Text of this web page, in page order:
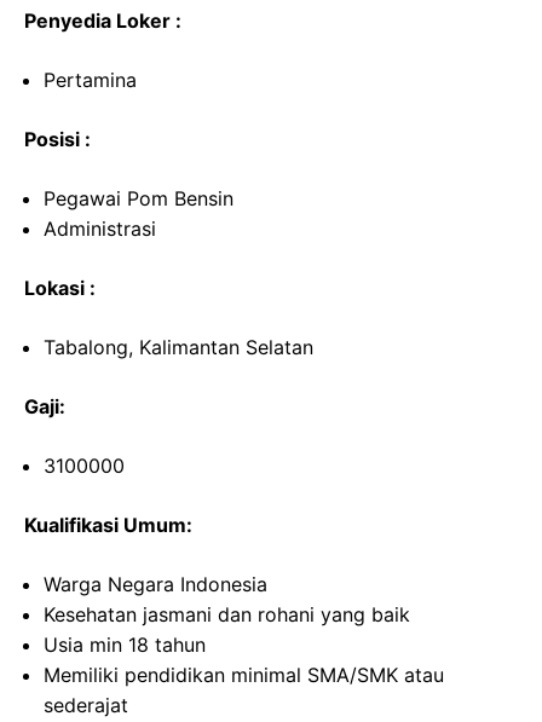
Penyedia Loker :
Pertamina
Posisi :
Pegawai Pom Bensin
Administrasi
Lokasi :
Tabalong, Kalimantan Selatan
Gaji:
3100000
Kualifikasi Umum:
Warga Negara Indonesia
Kesehatan jasmani dan rohani yang baik
Usia min 18 tahun
Memiliki pendidikan minimal SMA/SMK atau
sederajat